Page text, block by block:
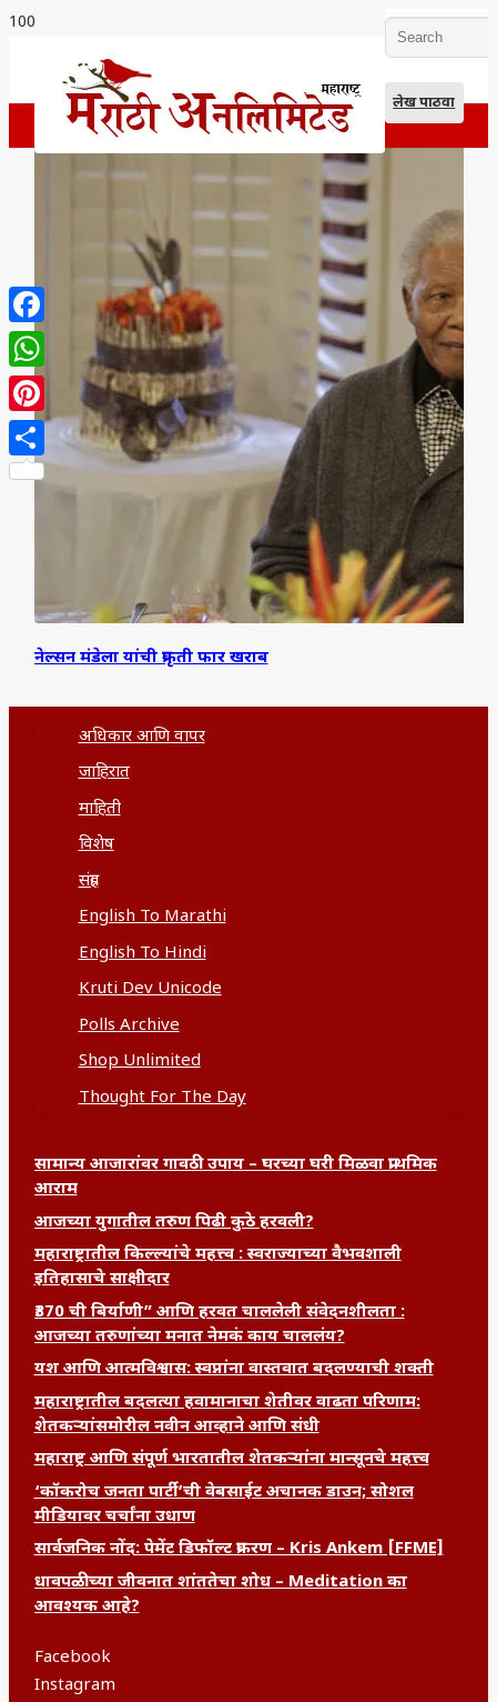
लेख पाठवा
नेल्सन मंडेला यांची प्रकृती फार खराब
अधिकार आणि वापर
जाहिरात
माहिती
विशेष
संग्रह
English To Marathi
English To Hindi
Kruti Dev Unicode
Polls Archive
Shop Unlimited
Thought For The Day
सामान्य आजारांवर गावठी उपाय – घरच्या घरी मिळवा प्राथमिक
आराम
आजच्या युगातील तरुण पिढी कुठे हरवली?
महाराष्ट्रातील किल्ल्यांचे महत्त्व : स्वराज्याच्या वैभवशाली
इतिहासाचे साक्षीदार
₹370 ची बिर्याणी” आणि हरवत चाललेली संवेदनशीलता :
आजच्या तरुणांच्या मनात नेमकं काय चाललंय?
यश आणि आत्मविश्वास: स्वप्नांना वास्तवात बदलण्याची शक्ती
महाराष्ट्रातील बदलत्या हवामानाचा शेतीवर वाढता परिणाम:
शेतकऱ्यांसमोरील नवीन आव्हाने आणि संधी
महाराष्ट्र आणि संपूर्ण भारतातील शेतकऱ्यांना मान्सूनचे महत्त्व
‘कॉकरोच जनता पार्टी’ची वेबसाईट अचानक डाउन; सोशल
मीडियावर चर्चांना उधाण
सार्वजनिक नोंद: पेमेंट डिफॉल्ट प्रकरण – Kris Ankem [FFME]
धावपळीच्या जीवनात शांततेचा शोध – Meditation का
आवश्यक आहे?
Facebook
Instagram
Facebook
WhatsApp
Pinterest
Share